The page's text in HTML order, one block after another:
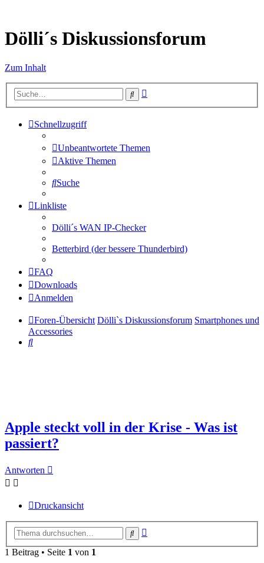
Dölli´s Diskussionsforum
Zum Inhalt
Suche
Schnellzugriff
Unbeantwortete Themen
Aktive Themen
Suche
Linkliste
Dölli´s WAN IP-Checker
Betterbird (der bessere Thunderbird)
FAQ
Downloads
Anmelden
Foren-Übersicht Dölli`s Diskussionsforum Smartphones und
Accessories
Suche
Apple steckt voll in der Krise - Was ist
passiert?
Antworten
Druckansicht
Suche
1 Beitrag • Seite 1 von 1